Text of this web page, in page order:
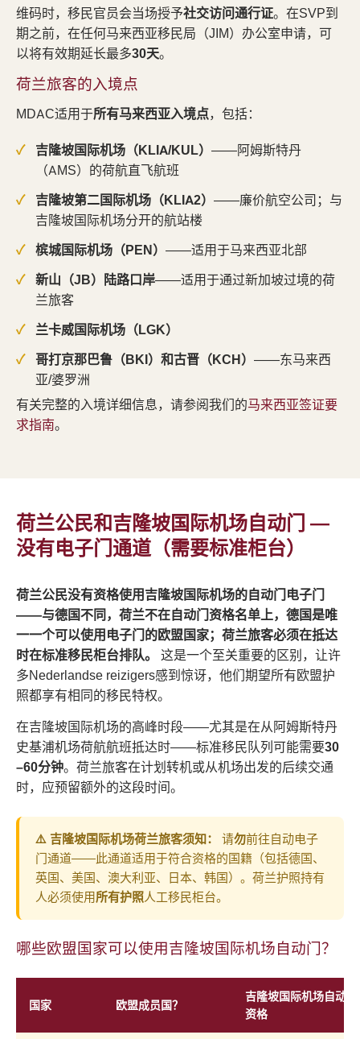
维码时，移民官员会当场授予社交访问通行证。在SVP到
期之前，在任何马来西亚移民局（JIM）办公室申请，可
以将有效期延长最多30天。
荷兰旅客的入境点
MDAC适用于所有马来西亚入境点，包括：
吉隆坡国际机场（KLIA/KUL） ——阿姆斯特丹
（AMS）的荷航直飞航班
吉隆坡第二国际机场（KLIA2） ——廉价航空公司；与
吉隆坡国际机场分开的航站楼
槟城国际机场（PEN） ——适用于马来西亚北部
新山（JB）陆路口岸——适用于通过新加坡过境的荷
兰旅客
兰卡威国际机场（LGK）
哥打京那巴鲁（BKI）和古晋（KCH） ——东马来西
亚/婆罗洲
有关完整的入境详细信息，请参阅我们的马来西亚签证要
求指南。
荷兰公民和吉隆坡国际机场自动门 —
没有电子门通道（需要标准柜台）
荷兰公民没有资格使用吉隆坡国际机场的自动门电子门
——与德国不同，荷兰不在自动门资格名单上，德国是唯
一一个可以使用电子门的欧盟国家；荷兰旅客必须在抵达
时在标准移民柜台排队。
这是一个至关重要的区别，让许
多Nederlandse reizigers感到惊讶，他们期望所有欧盟护
照都享有相同的移民特权。
在吉隆坡国际机场的高峰时段——尤其是在从阿姆斯特丹
史基浦机场荷航航班抵达时——标准移民队列可能需要30
–60分钟。荷兰旅客在计划转机或从机场出发的后续交通
时，应预留额外的这段时间。
⚠️ 吉隆坡国际机场荷兰旅客须知： 请勿前往自动电子
门通道——此通道适用于符合资格的国籍（包括德国、
英国、美国、澳大利亚、日本、韩国）。荷兰护照持有
人必须使用所有护照人工移民柜台。
哪些欧盟国家可以使用吉隆坡国际机场自动门？
国家 欧盟成员国？
吉隆坡国际机场自动
资格